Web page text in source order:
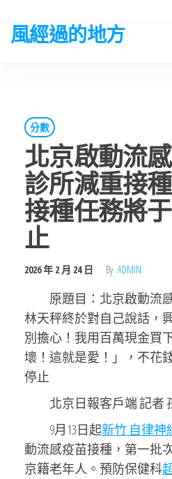
the
風經過的地方
分數
北京啟動流
診所減重接
接種任務將
止
2026 年 2 月 24 日 By ADMIN
原題目：北京啟動流
林天秤終於對自己說話，
別擔心！我用百萬現金買
壞！這就是愛！」，不花
停止
北京日報客戶端 記者
9月13日起新竹 自律神
動流感疫苗接種，第一批
京籍老年人。預防保健科